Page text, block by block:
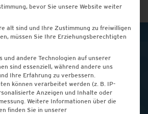
für
Kosmetik,
bevor Sie unsere Website weiter
alt sind und Ihre Zustimmung zu freiwilligen
müssen Sie Ihre Erziehungsberechtigten
und andere Technologien auf unserer
sind essenziell, während andere uns
Ihre Erfahrung zu verbessern.
können verarbeitet werden (z. B. IP-
Anzeigen und Inhalte oder
Weitere Informationen über die
finden Sie in unserer